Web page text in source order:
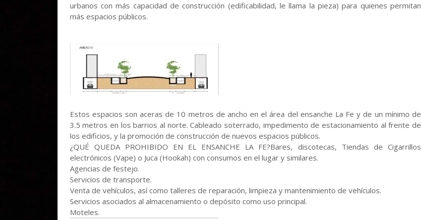
urbanos con más capacidad de construcción (edificabilidad, le llama la pieza) para quienes permitan
más espacios públicos.
Estos espacios son aceras de 10 metros de ancho en el área del ensanche La Fe y de un mínimo de
3.5 metros en los barrios al norte. Cableado soterrado, impedimento de estacionamiento al frente de
los edificios, y la promoción de construcción de nuevos espacios públicos.
¿QUÉ QUEDA PROHIBIDO EN EL ENSANCHE LA FE?Bares, discotecas, Tiendas de Cigarrillos
electrónicos (Vape) o Juca (Hookah) con consumos en el lugar y similares.
Agencias de festejo.
Servicios de transporte.
Venta de vehículos, así como talleres de reparación, limpieza y mantenimiento de vehículos.
Servicios asociados al almacenamiento o depósito como uso principal.
Moteles.